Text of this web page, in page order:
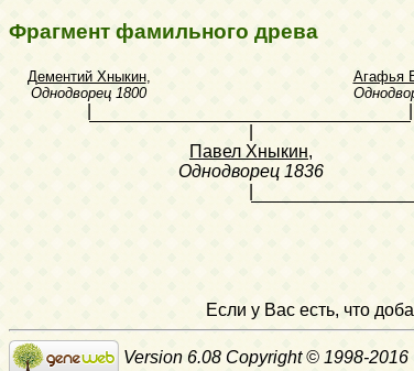
Фрагмент фамильного древа
Дементий Хныкин,
Однодворец 1800
Агафья
Павел Хныкин,
Однодворец 1836
Если у Вас есть, что
Version 6.08 Copyright © 1998-2016